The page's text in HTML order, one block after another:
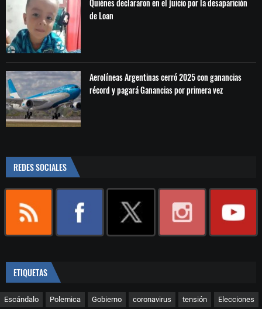
Quiénes declararon en el juicio por la desaparición
de Loan
Aerolíneas Argentinas cerró 2025 con ganancias
récord y pagará Ganancias por primera vez
REDES SOCIALES
ETIQUETAS
Escándalo Polemica Gobierno coronavirus tensión Elecciones